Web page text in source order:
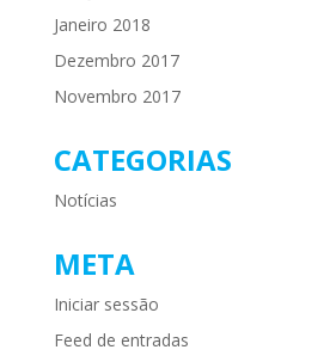
Janeiro 2018
Dezembro 2017
Novembro 2017
CATEGORIAS
Notícias
META
Iniciar sessão
Feed de entradas